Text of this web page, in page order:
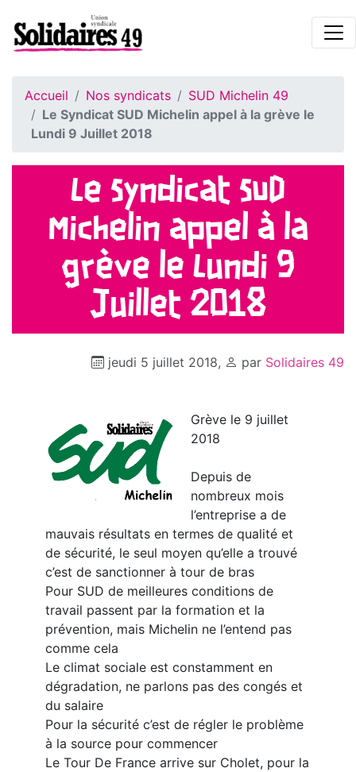
Accueil Nos syndicats
SUD Michelin 49
Le Syndicat SUD Michelin appel à la grève le
Lundi 9 Juillet 2018
Le Syndicat SUD
Michelin appel à la
grève le Lundi 9
Juillet 2018
jeudi 5 juillet 2018, par Solidaires 49
Grève le 9 juillet
2018
Depuis de
nombreux mois
l’entreprise a de
mauvais résultats en termes de qualité et
de sécurité, le seul moyen qu’elle a trouvé
c’est de sanctionner à tour de bras
Pour SUD de meilleures conditions de
travail passent par la formation et la
prévention, mais Michelin ne l’entend pas
comme cela
Le climat sociale est constamment en
dégradation, ne parlons pas des congés et
du salaire
Pour la sécurité c’est de régler le problème
à la source pour commencer
Le Tour De France arrive sur Cholet, pour la